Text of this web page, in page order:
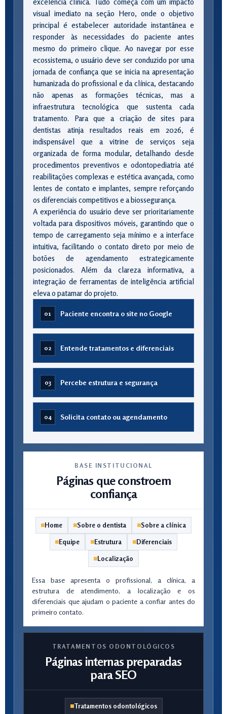
visual imediato na seção Hero, onde o objetivo
principal é estabelecer autoridade instantânea e
responder às necessidades do paciente antes
mesmo do primeiro clique. Ao navegar por esse
ecossistema, o usuário deve ser conduzido por uma
jornada de confiança que se inicia na apresentação
humanizada do profissional e da clínica, destacando
não apenas as formações técnicas, mas a
infraestrutura tecnológica que sustenta cada
tratamento. Para que a criação de sites para
dentistas atinja resultados reais em 2026, é
indispensável que a vitrine de serviços seja
organizada de forma modular, detalhando desde
procedimentos preventivos e odontopediatria até
reabilitações complexas e estética avançada, como
lentes de contato e implantes, sempre reforçando
os diferenciais competitivos e a biossegurança.
A experiência do usuário deve ser prioritariamente
voltada para dispositivos móveis, garantindo que o
tempo de carregamento seja mínimo e a interface
intuitiva, facilitando o contato direto por meio de
botões de agendamento estrategicamente
posicionados. Além da clareza informativa, a
integração de ferramentas de inteligência artificial
eleva o patamar do projeto.
01 Paciente encontra o site no Google
02 Entende tratamentos e diferenciais
03 Percebe estrutura e segurança
04 Solicita contato ou agendamento
BASE INSTITUCIONAL
Páginas que constroem
confiança
Home Sobre o dentista Sobre a clínica
Equipe Estrutura Diferenciais
Localização
Essa base apresenta o profissional, a clínica, a
estrutura de atendimento, a localização e os
diferenciais que ajudam o paciente a confiar antes do
primeiro contato.
TRATAMENTOS ODONTOLÓGICOS
Páginas internas preparadas
para SEO
Tratamentos odontológicos